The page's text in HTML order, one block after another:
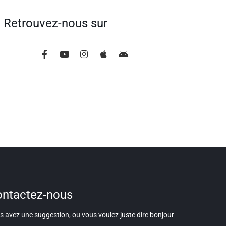
Retrouvez-nous sur
nous
avez une suggestion, ou vous voulez juste dire bonjour